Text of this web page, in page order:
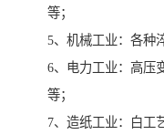
等；
5、机械工业：各种
6、电力工业：高压
等；
7、造纸工业：白工